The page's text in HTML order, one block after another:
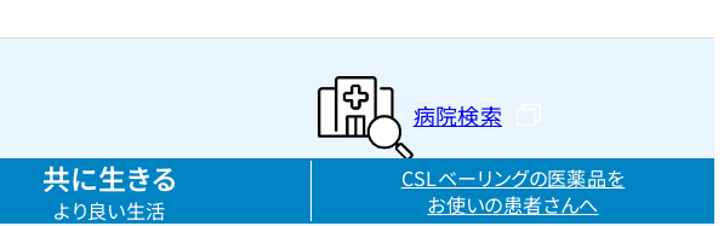
病院検索
共に生きる
より良い生活
CSLベーリングの医薬品を
お使いの患者さんへ